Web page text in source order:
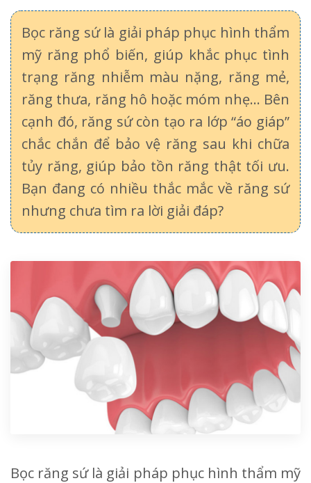
Bọc răng sứ là giải pháp phục hình thẩm
mỹ răng phổ biến, giúp khắc phục tình
trạng răng nhiễm màu nặng, răng mẻ,
răng thưa, răng hô hoặc móm nhẹ… Bên
cạnh đó, răng sứ còn tạo ra lớp “áo giáp”
chắc chắn để bảo vệ răng sau khi chữa
tủy răng, giúp bảo tồn răng thật tối ưu.
Bạn đang có nhiều thắc mắc về răng sứ
nhưng chưa tìm ra lời giải đáp?
Bọc răng sứ là giải pháp phục hình thẩm mỹ